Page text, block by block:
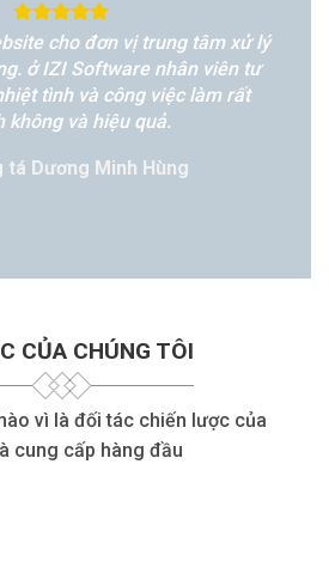
cho đơn vị trung tâm xử lý
ở IZI Software nhân viên tư
tình và công việc làm rất
không và hiệu quả.
tá Dương Minh Hùng
CỦA CHÚNG TÔI
vì là đối tác chiến lược của
cung cấp hàng đầu